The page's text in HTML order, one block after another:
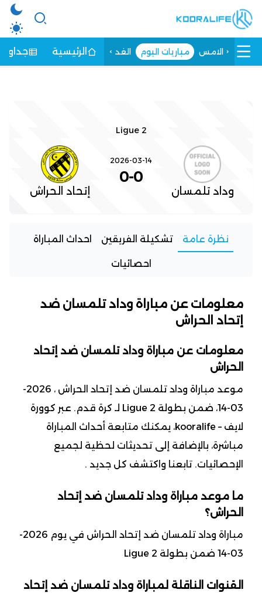
الامس مباريات اليوم الغد الرئيسية جداول
Ligue 2
وداد تلمسان
2026-03-14
0
-
0
إتحاد الحراش
نظرة عامة تشكيلة الفريقين احداث المباراة
احصائيات
معلومات عن مباراة وداد تلمسان ضد
إتحاد الحراش
معلومات عن مباراة وداد تلمسان ضد إتحاد
الحراش
موعد مباراة وداد تلمسان ضد إتحاد الحراش ، 2026-
03-14، ضمن بطولة Ligue 2 لـ كرة قدم. عبر كوورة
لايف – kooralife، يمكنك متابعة أحداث المباراة
مباشرة، بالإضافة إلى تحديثات لحظية لجميع
الإحصائيات. تابعنا واكتشف كل جديد .
ما موعد مباراة وداد تلمسان ضد إتحاد
الحراش؟
مباراة وداد تلمسان ضد إتحاد الحراش في يوم 2026-
03-14 ضمن بطولة Ligue 2
القنوات الناقلة لمباراة وداد تلمسان ضد إتحاد